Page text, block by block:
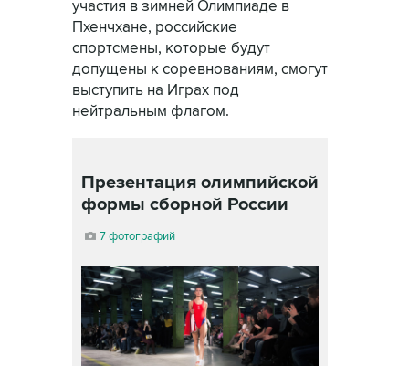
участия в зимней Олимпиаде в
Пхенчхане, российские
спортсмены, которые будут
допущены к соревнованиям, смогут
выступить на Играх под
нейтральным флагом.
Презентация олимпийской
формы сборной России
7 фотографий